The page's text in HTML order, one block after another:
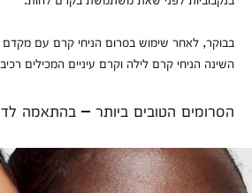
בבוקר, לאחר שימוש בסרום הניחי קרם עם מקדם
השינה הניחי קרם לילה וקרם עיניים המכילים
הסרומים הטובים ביותר – בהתאמה